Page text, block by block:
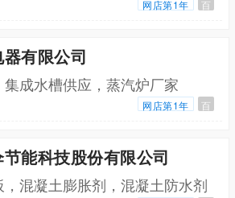
网店第1年 百
有限公司
成水槽供应，蒸汽炉厂家
网店第1年 百
能科技股份有限公司
混凝土膨胀剂，混凝土防水剂